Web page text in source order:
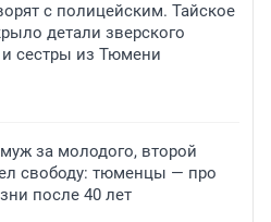
с полицейским. Тайское
детали зверского
и сестры из Тюмени
за молодого, второй
свободу: тюменцы — про
после 40 лет